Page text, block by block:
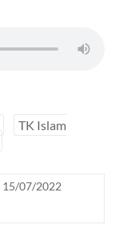
TK Islam
15/07/2022